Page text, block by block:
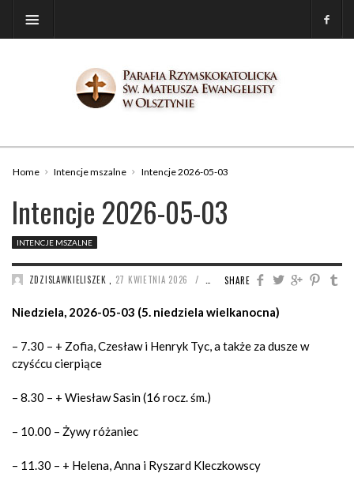
Home Intencje mszalne Intencje 2026-05-03
Intencje 2026-05-03
INTENCJE MSZALNE
SHARE
ZDZISLAWKIELISZEK 27 KWIETNIA 2026 / 374
Niedziela, 2026-05-03 (5. niedziela wielkanocna)
– 7.30 – + Zofia, Czesław i Henryk Tyc, a także za dusze w
czyśćcu cierpiące
– 8.30 – + Wiesław Sasin (16 rocz. śm.)
– 10.00 – Żywy różaniec
– 11.30 – + Helena, Anna i Ryszard Kleczkowscy